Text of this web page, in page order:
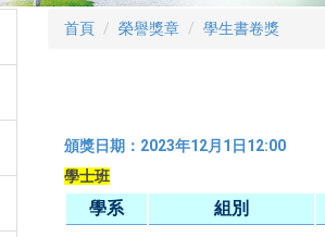
首頁 榮譽獎章 學生書卷獎
頒獎日期：2023年12月1日12:00
學士班
學系 組別